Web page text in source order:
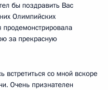
бы поздравить Вас
Олимпийских
продемонстрировала
за прекрасную
встретиться со мной вскоре
Очень признателен